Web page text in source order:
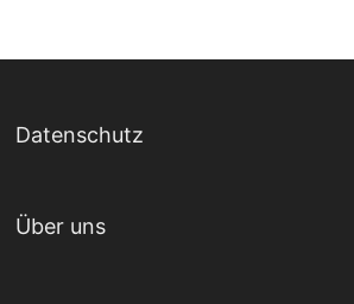
Datenschutz
Über uns